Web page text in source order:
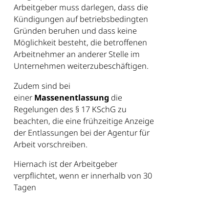
Arbeitgeber muss darlegen, dass die
Kündigungen auf betriebsbedingten
Gründen beruhen und dass keine
Möglichkeit besteht, die betroffenen
Arbeitnehmer an anderer Stelle im
Unternehmen weiterzubeschäftigen.
Zudem sind bei
einer Massenentlassung die
Regelungen des § 17 KSchG zu
beachten, die eine frühzeitige Anzeige
der Entlassungen bei der Agentur für
Arbeit vorschreiben.
Hiernach ist der Arbeitgeber
verpflichtet, wenn er innerhalb von 30
Tagen